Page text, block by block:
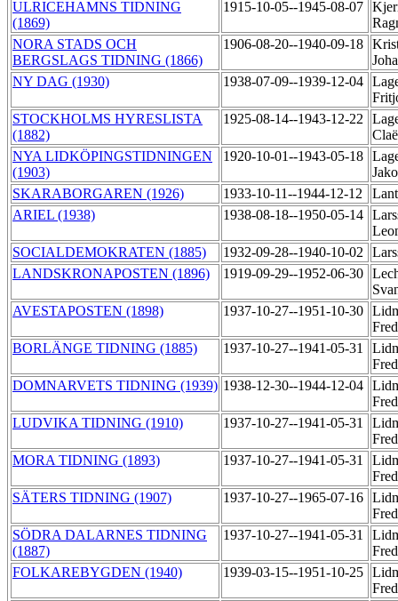
ULRICEHAMNS TIDNING
(1869)
1915-10-05--1945-08-07
NORA STADS OCH
BERGSLAGS TIDNING (1866)
1906-08-20--1940-09-18
NY DAG (1930)
1938-07-09--1939-12-04
STOCKHOLMS HYRESLISTA
(1882)
1925-08-14--1943-12-22
NYA LIDKÖPINGSTIDNINGEN
(1903)
1920-10-01--1943-05-18
SKARABORGAREN (1926)
1933-10-11--1944-12-12
ARIEL (1938)
1938-08-18--1950-05-14
SOCIALDEMOKRATEN (1885)
1932-09-28--1940-10-02
LANDSKRONAPOSTEN (1896)
1919-09-29--1952-06-30
AVESTAPOSTEN (1898)
1937-10-27--1951-10-30
BORLÄNGE TIDNING (1885)
1937-10-27--1941-05-31
DOMNARVETS TIDNING (1939) 1938-12-30--1944-12-04
LUDVIKA TIDNING (1910)
1937-10-27--1941-05-31
MORA TIDNING (1893)
1937-10-27--1941-05-31
SÄTERS TIDNING (1907)
1937-10-27--1965-07-16
SÖDRA DALARNES TIDNING
(1887)
1937-10-27--1941-05-31
FOLKAREBYGDEN (1940)
1939-03-15--1951-10-25